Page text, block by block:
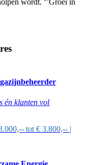
wordt. ‘’Groei in
én klanten vol
tot € 3.800,-- |